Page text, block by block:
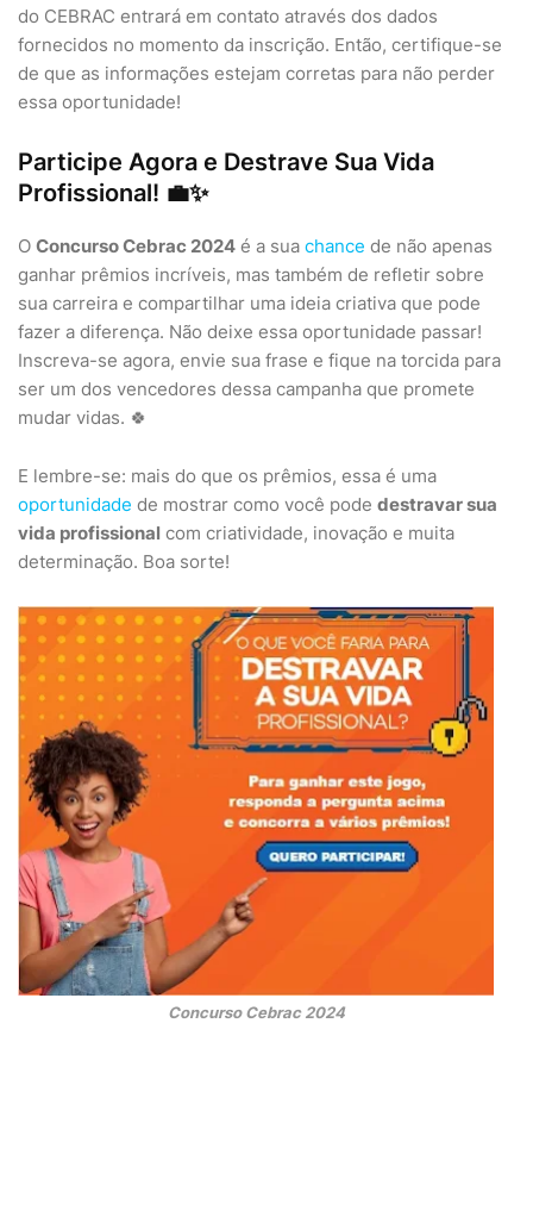
do CEBRAC entrará em contato através dos dados
fornecidos no momento da inscrição. Então, certifique-se
de que as informações estejam corretas para não perder
essa oportunidade!
Participe Agora e Destrave Sua Vida
Profissional! 💼✨
O Concurso Cebrac 2024 é a sua chance de não apenas
ganhar prêmios incríveis, mas também de refletir sobre
sua carreira e compartilhar uma ideia criativa que pode
fazer a diferença. Não deixe essa oportunidade passar!
Inscreva-se agora, envie sua frase e fique na torcida para
ser um dos vencedores dessa campanha que promete
mudar vidas. 🍀
E lembre-se: mais do que os prêmios, essa é uma
oportunidade de mostrar como você pode destravar sua
vida profissional com criatividade, inovação e muita
determinação. Boa sorte!
Concurso Cebrac 2024